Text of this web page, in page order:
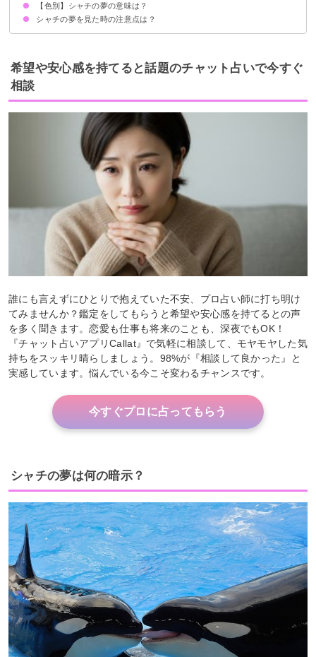
シャチに乗る夢【吉夢】
シャチを助ける夢【吉夢】
シャチと戦う夢【願望夢】
シャチと一緒に泳ぐ夢【吉夢】
シャチと遊ぶ夢【吉夢】
シャチを釣る夢【吉夢】
【色別】シャチの夢の意味は？
白いシャチの夢【吉夢】
黒いシャチの夢【警告夢】
ピンクのシャチの夢【吉夢】
グレーのシャチの夢【警告夢】
黄色のシャチの夢【吉夢】
シャチの夢を見た時の注意点は？
吉夢なら人に話さないようにする
希望や安心感を持てると話題のチャット占いで今すぐ
相談
誰にも言えずにひとりで抱えていた不安、プロ占い師に打ち明け
てみませんか？鑑定をしてもらうと希望や安心感を持てるとの声
を多く聞きます。恋愛も仕事も将来のことも、深夜でもOK！
『チャット占いアプリCallat』で気軽に相談して、モヤモヤした気
持ちをスッキリ晴らしましょう。98%が『相談して良かった』と
実感しています。悩んでいる今こそ変わるチャンスです。
今すぐプロに占ってもらう
シャチの夢は何の暗示？